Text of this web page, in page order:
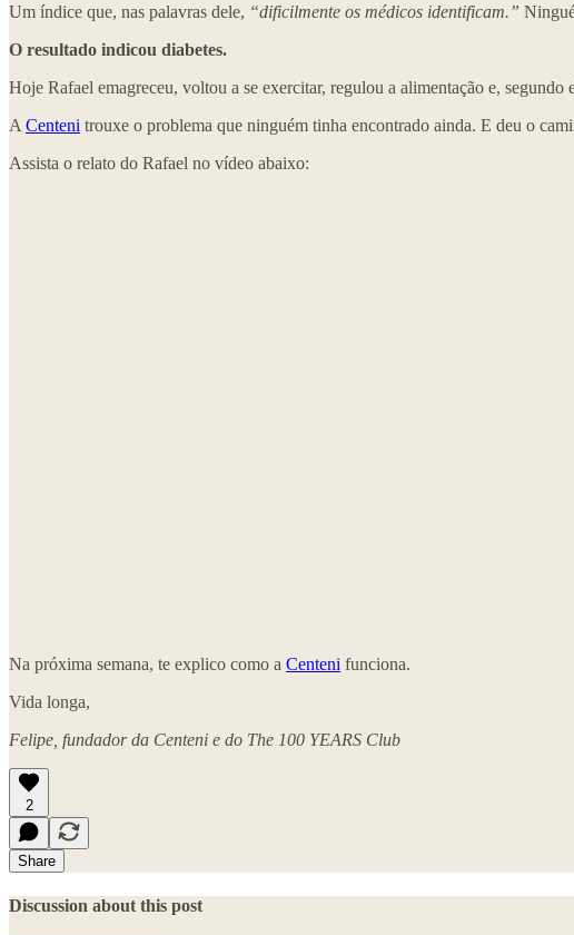
Um índice que, nas palavras dele, “dificilmente os médicos identificam.”
O resultado indicou diabetes.
Hoje Rafael emagreceu, voltou a se exercitar, regulou a alimentação e,
A Centeni trouxe o problema que ninguém tinha encontrado ainda. E deu o
Assista o relato do Rafael no vídeo abaixo:
Na próxima semana, te explico como a Centeni funciona.
Vida longa,
Felipe, fundador da Centeni e do The 100 YEARS Club
2
Share
Discussion about this post